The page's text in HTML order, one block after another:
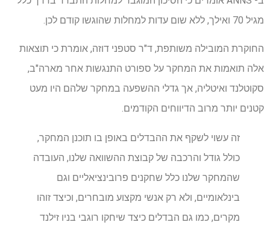
מגיל 70 ואילך, ללא שום עדות למחלות שהוגשו קודם לכן.
החוקרת המובילה משותפת, ד"ר סטפני דוזה, אומרת כי תוצאות
אלה תואמות את המחקר על ספורט התנגשות אחר מארה"ב,
סקוטלנד ואיטליה, אך גדלי ההשפעה במחקר שלהם היו מעט
קטנים יותר מרוב הדיווחים הקודמים.
זה עשוי לשקף את ההבדלים באופן בו תוכנן המחקר,
כולל גודל והרכבה של קבוצת ההשוואה שלנו, העובדה
שהמחקר שלנו כלל שחקנים פרובינציאליים וגם
בינלאומיים, ולא רק אנשי מקצוע מובחרים, וכיצד זוהו
מקרים, כמו גם הבדלים כיצד שיחקו רוגבי בניו זילנד